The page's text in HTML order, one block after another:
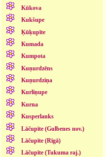
Kūkova
Kukšupe
Ķūķupīte
Kumada
Kumpota
Kuņurdzēns
Kuņurdziņa
Kurliņupe
Kurna
Kusperlanks
Lāčupīte (Gulbenes nov.)
Lāčupīte (Rīgā)
Lāčupīte (Tukuma raj.)